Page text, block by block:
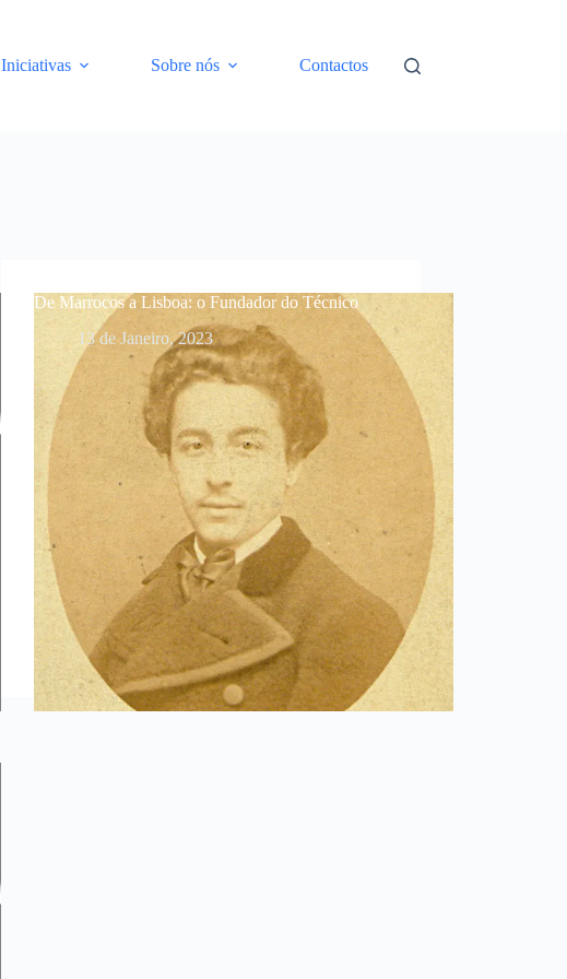
Iniciativas Sobre nós Contactos
De Marrocos a Lisboa: o Fundador do Técnico
13 de Janeiro, 2023